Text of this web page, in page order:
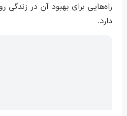
راه‌هایی برای بهبود آن در زندگی
دارد.